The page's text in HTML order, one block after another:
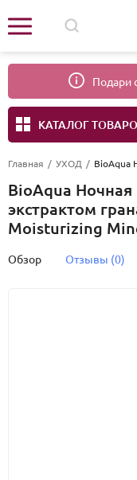
Подари
КАТАЛОГ
Главная / УХОД / BioAqua
BioAqua Ночная
экстрактом
Moisturizing
Обзор Отзывы (0)